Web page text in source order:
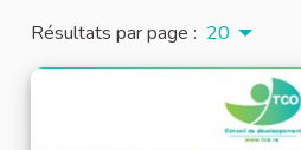
Résultats par page : 20